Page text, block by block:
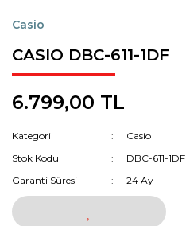
Casio
CASIO DBC-611-1DF
6.799,00 TL
Kategori
Casio
Stok Kodu
DBC-611-1DF
Garanti Süresi
24 Ay